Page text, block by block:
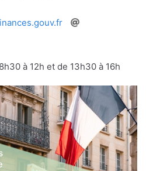
à 12h et de 13h30 à 16h